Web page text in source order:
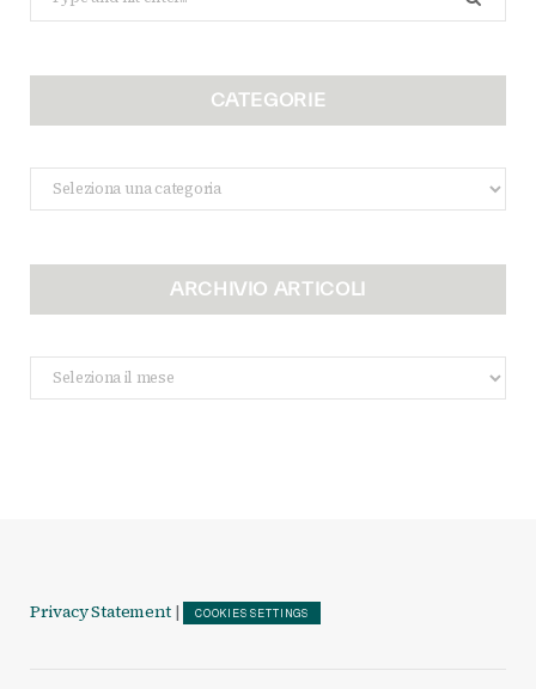
for:
CATEGORIE
Categorie
ARCHIVIO ARTICOLI
Archivio
Articoli
Privacy Statement | COOKIES SETTINGS